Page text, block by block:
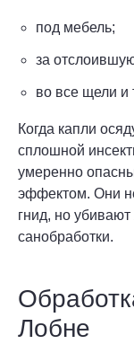
под мебель;
за
во все щели
Когда капли
сплошной
умеренно
эффектом. Они
гнид, но
санобработки.
Лобне